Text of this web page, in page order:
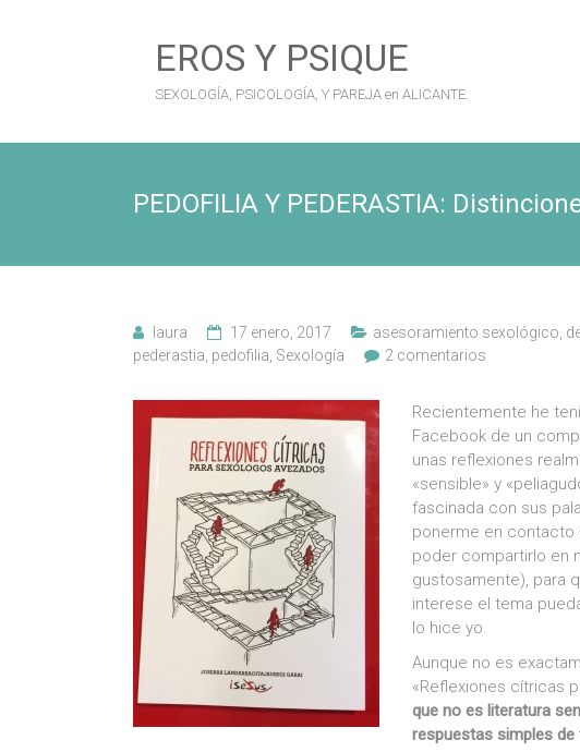
EROS Y PSIQUE
SEXOLOGÍA, PSICOLOGÍA, Y PAREJA en ALICANTE.
PEDOFILIA Y PEDERASTIA:
laura 17 enero, 2017 asesoramiento sexológico
pederastia pedofilia Sexología 2 comentarios
Recientemente he
Facebook de un
unas reflexiones
«sensible» y
fascinada con sus
ponerme en contacto
poder compartirlo en
gustosamente), para
interese el tema
lo hice yo.
Aunque no es
«Reflexiones cítricas
que no es literatura
respuestas simples